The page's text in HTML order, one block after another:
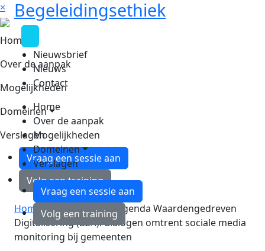
×
Home
Over de aanpak
Mogelijkheden
Domeinen
Verslagen
Vraag een sessie aan
Volg een training
Begeleidingsethiek
Nieuwsbrief
Nieuws
Contact
Home
Over de aanpak
Mogelijkheden
Domeinen
Verslagen
Vraag een sessie aan
Volg een training
Home» Nieuws
Werkagenda Waardengedreven
Digitalisering (BZK): dialogen omtrent sociale media
monitoring bij gemeenten